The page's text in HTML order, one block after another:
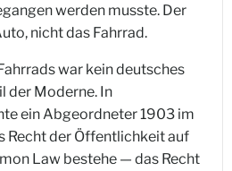
werden musste. Der
nicht das Fahrrad.
war kein deutsches
der Moderne. In
ein Abgeordneter 1903 im
Recht der Öffentlichkeit auf
Law bestehe — das Recht